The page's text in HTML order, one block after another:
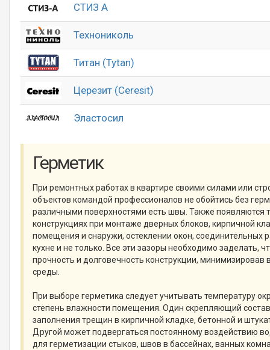
СТИЗ А
Технониколь
Титан (Tytan)
Церезит (Ceresit)
Эластосил
Герметик
При ремонтных работах в квартире своими силами или
объектов командой профессионалов не обойтись без
различными поверхностями есть швы. Также появляются
конструкциях при монтаже дверных блоков, кирпичной
помещения и снаружи, остеклении окон, соединительных
кухне и не только. Все эти зазоры необходимо заделать,
прочность и долговечность конструкции, минимизировав
среды.
При выборе герметика следует учитывать температуру
степень влажности помещения. Один скрепляющий
заполнения трещин в кирпичной кладке, бетонной и
Другой может подвергаться постоянному воздействию
для герметизации стыков, швов в бассейнах, ванных